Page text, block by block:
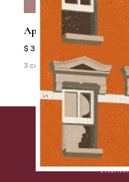
Apegos Feroces
$ 33.500
3 cuotas sin interés de $ 11.167